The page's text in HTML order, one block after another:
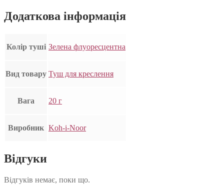
Додаткова інформація
Колір туші Зелена флуоресцентна
Вид товару Туш для креслення
Вага 20 г
Виробник Koh-i-Noor
Відгуки
Відгуків немає, поки що.